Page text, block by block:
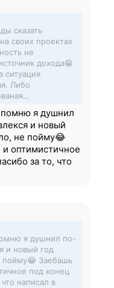
сказать
своих проектах
не
дохода😁
ситуация
Либо
я душнил
и новый
не пойму😂
оптимистичное
за то, что
я душнил по-
и новый год
пойму😂 Заебашь
под конец
написал в